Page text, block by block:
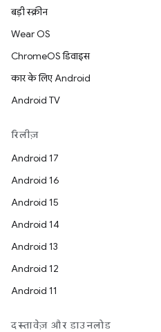
बड़ी स्क्रीन
Wear OS
ChromeOS डिवाइस
कार के लिए Android
Android TV
रिलीज़
Android 17
Android 16
Android 15
Android 14
Android 13
Android 12
Android 11
दस्तावेज़ और डाउनलोड